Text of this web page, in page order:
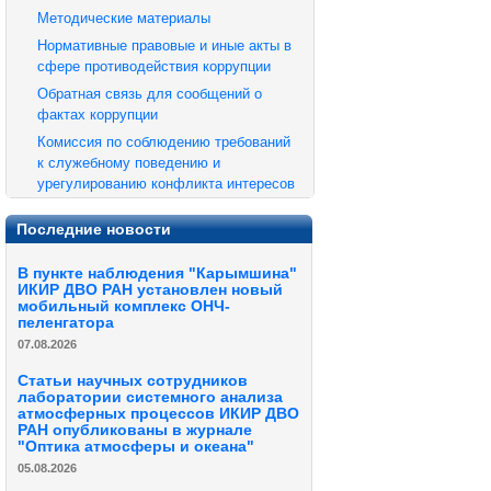
Методические материалы
Нормативные правовые и иные акты в
сфере противодействия коррупции
Обратная связь для сообщений о
фактах коррупции
Комиссия по соблюдению требований
к служебному поведению и
урегулированию конфликта интересов
Последние новости
В пункте наблюдения "Карымшина"
ИКИР ДВО РАН установлен новый
мобильный комплекс ОНЧ-
пеленгатора
07.08.2026
Статьи научных сотрудников
лаборатории системного анализа
атмосферных процессов ИКИР ДВО
РАН опубликованы в журнале
"Оптика атмосферы и океана"
05.08.2026